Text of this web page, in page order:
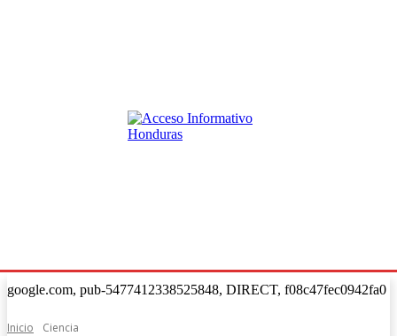
google.com, pub-5477412338525848, DIRECT, f08c47fec0942fa0
Inicio Ciencia